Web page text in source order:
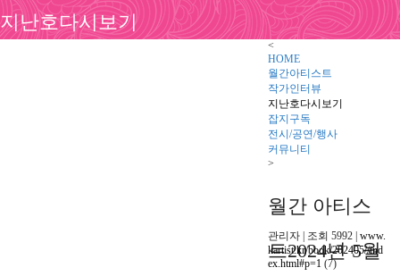
지난호다시보기
<
HOME
월간아티스트
작가인터뷰
지난호다시보기
잡지구독
전시/공연/행사
커뮤니티
>
월간 아티스
트2024년 5월
관리자 조회 5992 www.
kartist.kr/book/202405//ind
ex.html#p=1 (7)